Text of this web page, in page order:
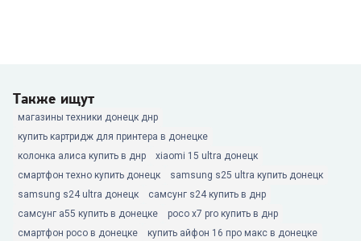
Также ищут
магазины техники донецк днр
купить картридж для принтера в донецке
колонка алиса купить в днр
xiaomi 15 ultra донецк
смартфон техно купить донецк
samsung s25 ultra купить донецк
samsung s24 ultra донецк
самсунг s24 купить в днр
самсунг а55 купить в донецке
poco x7 pro купить в днр
смартфон poco в донецке
купить айфон 16 про макс в донецке